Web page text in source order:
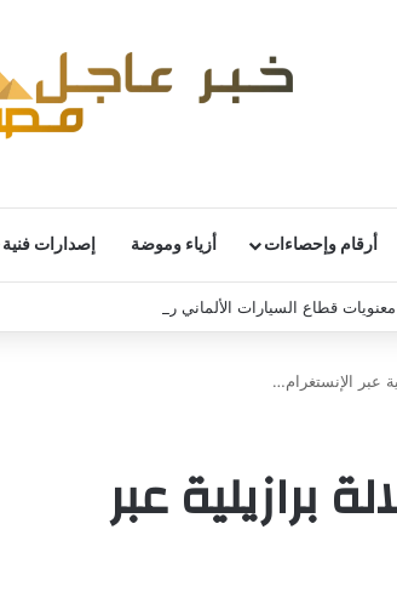
أرقام وإحصاءات أزياء وموضة إصدارات فنية
قطاع السيارات الألماني رغم استمرار التحديات
عبر الإنستغرام…
برازيلية عبر